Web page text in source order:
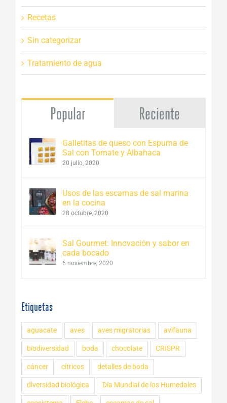
Recetas
Sin categorizar
Tratamiento de agua
Popular Reciente
Galletitas de queso con Espuma de
Sal con Tomate y Albahaca
20 julio, 2020
Usos de las escamas de sal marina
en la cocina
28 octubre, 2020
Sal Gourmet: Innovación y sabor en
cada bocado
6 noviembre, 2020
Etiquetas
aguacate aves aves migratorias avifauna
biodiversidad boda chocolate CRISPR
cáncer cítricos detalles de boda
diversidad biológica Día Mundial de los Humedales